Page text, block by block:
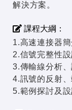
解決方案。
課程大綱：
1.高速連接器簡
2.信號完整性
3.傳輸線分析
4.訊號的反射
5.範例探討及設